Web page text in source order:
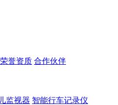
荣誉资质 合作伙伴
监视器 智能行车记录仪